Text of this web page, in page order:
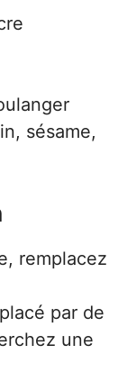
sésame,
remplacez
par de
une